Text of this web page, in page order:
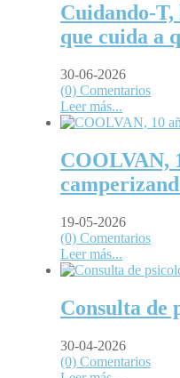
Cuidando-
que cuida a
30-06-2026
(0) Comentarios
Leer más...
COOLVAN,
19-05-2026
(0) Comentarios
Leer más...
Consulta de
30-04-2026
(0) Comentarios